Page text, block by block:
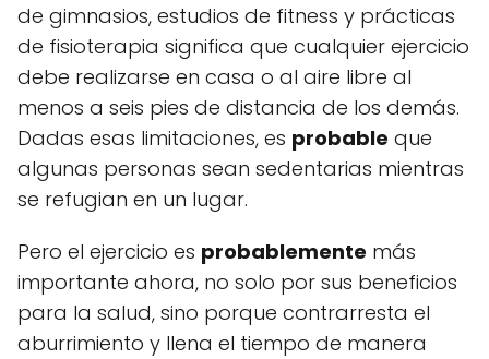
de gimnasios, estudios de fitness y prácticas
de fisioterapia significa que cualquier ejercicio
debe realizarse en casa o al aire libre al
menos a seis pies de distancia de los demás.
Dadas esas limitaciones, es probable que
algunas personas sean sedentarias mientras
se refugian en un lugar.
Pero el ejercicio es probablemente más
importante ahora, no solo por sus beneficios
para la salud, sino porque contrarresta el
aburrimiento y llena el tiempo de manera